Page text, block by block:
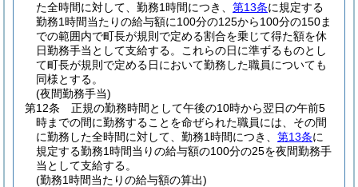
た全時間に対して、勤務1時間につき、 第13条に規定する
勤務1時間当たりの給与額に100分の125から100分の150ま
での範囲内で町長が規則で定める割合を乗じて得た額を休
日勤務手当として支給する。
これらの日に準ずるものとし
て町長が規則で定める日において勤務した職員についても
同様とする。
(夜間勤務手当)
第12条
正規の勤務時間として午後の10時から翌日の午前5
時までの間に勤務することを命ぜられた職員には、その間
に勤務した全時間に対して、勤務1時間につき、 第13条に
規定する勤務1時間当りの給与額の100分の25を夜間勤務手
当として支給する。
(勤務1時間当たりの給与額の算出)